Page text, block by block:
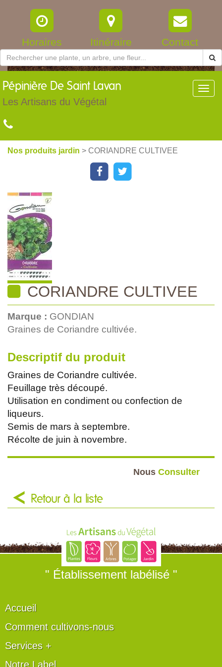
Horaires Itinéraire Contact
Pépinière De Saint Lavan
Les Artisans du Végétal
Nos produits jardin > CORIANDRE CULTIVEE
CORIANDRE CULTIVEE
Marque : GONDIAN
Graines de Coriandre cultivée.
Descriptif du produit
Graines de Coriandre cultivée.
Feuillage très découpé.
Utilisation en condiment ou confection de
liqueurs.
Semis de mars à septembre.
Récolte de juin à novembre.
Nous Consulter
Retour à la liste
" Établissement labélisé "
Accueil
Comment cultivons-nous
Services +
Notre Label